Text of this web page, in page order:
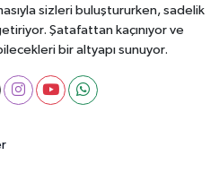
sizleri buluştururken, sadelik
Şatafattan kaçınıyor ve
bir altyapı sunuyor.